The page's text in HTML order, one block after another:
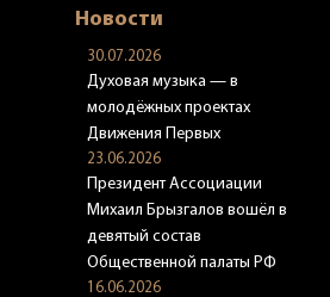
Новости
30.07.2026
Духовая музыка — в
молодёжных проектах
Движения Первых
23.06.2026
Президент Ассоциации
Михаил Брызгалов вошёл в
девятый состав
Общественной палаты РФ
16.06.2026